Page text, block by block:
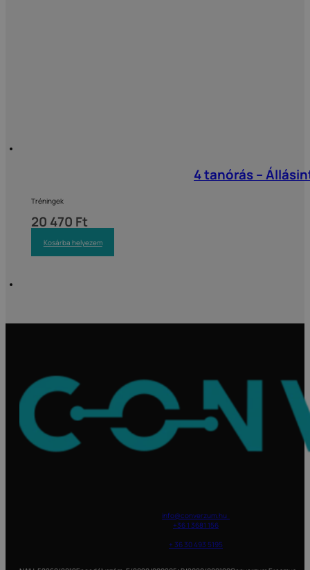
4 tanórás –
Tréningek
20 470 Ft
Kosárba helyezem
info@converzum.hu
+36 1 3681 156
+ 36 30 493 5195